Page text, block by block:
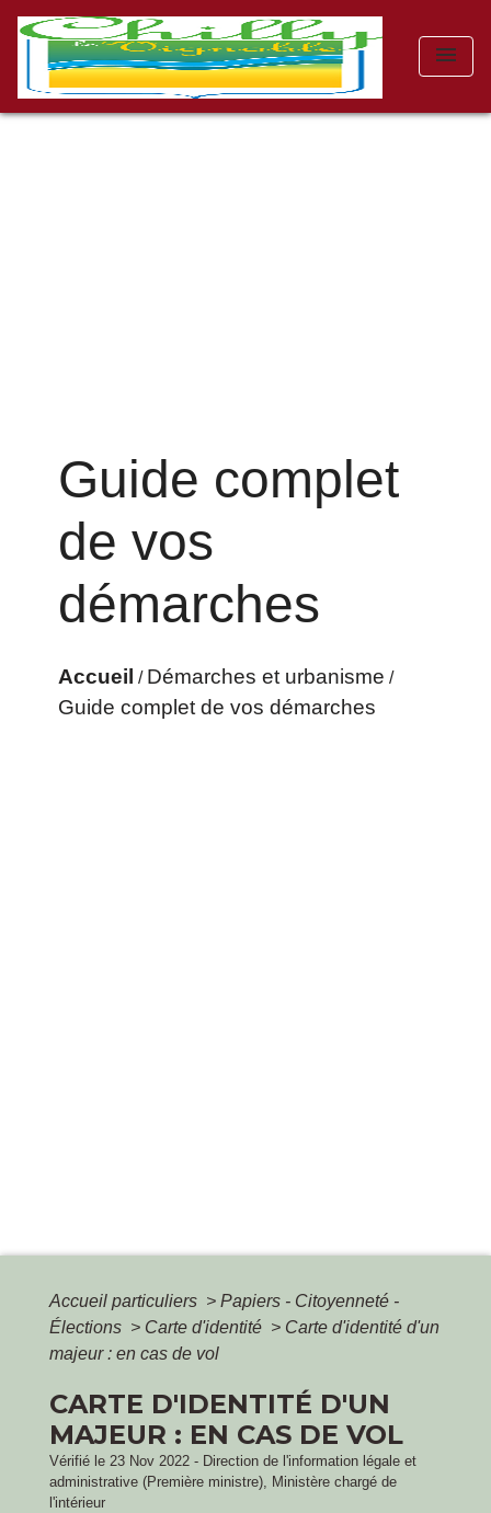
menu
Guide complet
de vos
démarches
Accueil / Démarches et urbanisme /
Guide complet de vos démarches
Accueil particuliers > Papiers - Citoyenneté -
Élections > Carte d'identité > Carte d'identité d'un
majeur : en cas de vol
CARTE D'IDENTITÉ D'UN
MAJEUR : EN CAS DE VOL
Vérifié le 23 Nov 2022 - Direction de l'information légale et
administrative (Première ministre), Ministère chargé de
l'intérieur